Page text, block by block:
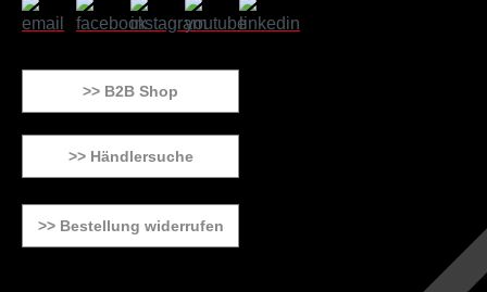
>> B2B Shop
>> Händlersuche
>> Bestellung widerrufen